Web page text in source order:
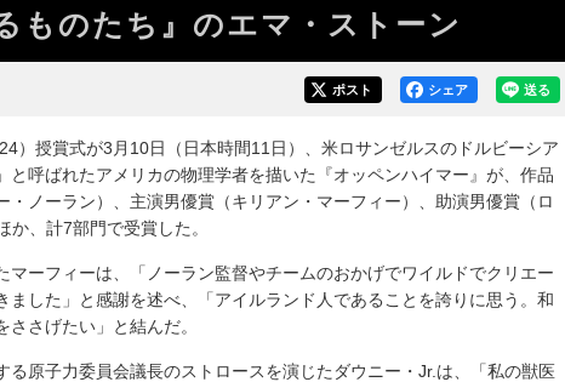
ものたち』のエマ・ストーン
送る
シェア
ポスト
）授賞式が3月10日（日本時間11日）、米ロサンゼルスのドルビーシア
と呼ばれたアメリカの物理学者を描いた『オッペンハイマー』が、作品
・ノーラン）、主演男優賞（キリアン・マーフィー）、助演男優賞（ロ
、計7部門で受賞した。
ーフィーは、「ノーラン監督やチームのおかげでワイルドでクリエー
ました」と感謝を述べ、「アイルランド人であることを誇りに思う。和
さげたい」と結んだ。
原子力委員会議長のストロースを演じたダウニー・Jr.は、「私の獣医